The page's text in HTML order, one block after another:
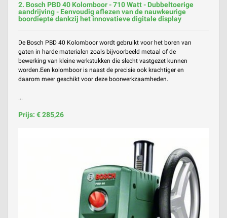
2. Bosch PBD 40 Kolomboor - 710 Watt - Dubbeltoerige
aandrijving - Eenvoudig aflezen van de nauwkeurige
boordiepte dankzij het innovatieve digitale display
De Bosch PBD 40 Kolomboor wordt gebruikt voor het boren van
gaten in harde materialen zoals bijvoorbeeld metaal of de
bewerking van kleine werkstukken die slecht vastgezet kunnen
worden.Een kolomboor is naast de precisie ook krachtiger en
daarom meer geschikt voor deze boorwerkzaamheden.
...
Prijs: € 285,26